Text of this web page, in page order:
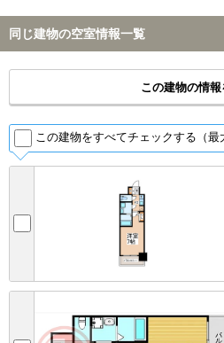
同じ建物の空室情報一覧
この建物の情報
この建物をすべてチェックする（最